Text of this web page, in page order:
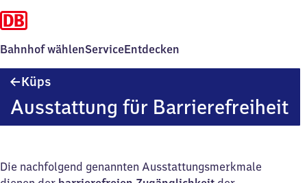
Bahnhof wählenServiceEntdecken
Küps
Ausstattung für Barrierefreiheit
Die nachfolgend genannten Ausstattungsmerkmale